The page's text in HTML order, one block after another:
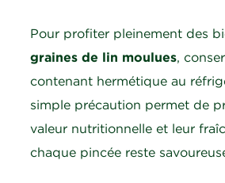
Pour profiter pleinement des
graines de lin moulues,
contenant hermétique au
simple précaution permet de
valeur nutritionnelle et leur
chaque pincée reste